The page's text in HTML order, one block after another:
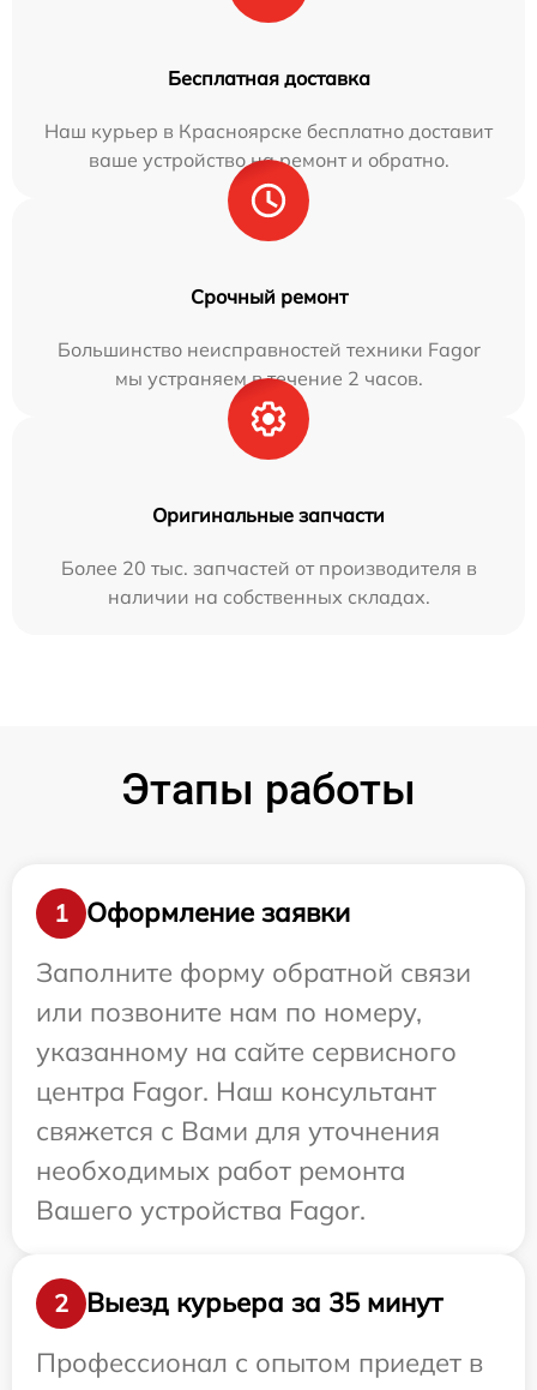
Бесплатная доставка
Наш курьер в Красноярске бесплатно доставит
ваше устройство на ремонт и обратно.
Срочный ремонт
Большинство неисправностей техники Fagor
мы устраняем в течение 2 часов.
Оригинальные запчасти
Более 20 тыс. запчастей от производителя в
наличии на собственных складах.
Этапы работы
1
Оформление заявки
Заполните форму обратной связи
или позвоните нам по номеру,
указанному на сайте сервисного
центра Fagor. Наш консультант
свяжется с Вами для уточнения
необходимых работ ремонта
Вашего устройства Fagor.
2
Выезд курьера за 35 минут
Профессионал с опытом приедет в